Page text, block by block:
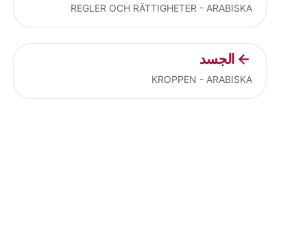
REGLER OCH RÄTTIGHETER - ARABISKA
الجسد
KROPPEN - ARABISKA